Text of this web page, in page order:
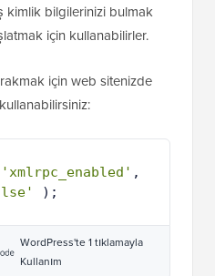
kimlik bilgilerinizi bulmak
için kullanabilirler.
için web sitenizde
'xmlrpc_enabled'
);
WordPress'te 1 tıklamayla
Kullanım